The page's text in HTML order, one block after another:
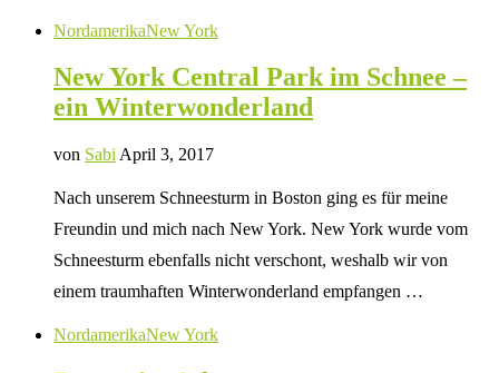
NordamerikaNew York
New York Central Park im Schnee –
ein Winterwonderland
von Sabi April 3, 2017
Nach unserem Schneesturm in Boston ging es für meine
Freundin und mich nach New York. New York wurde vom
Schneesturm ebenfalls nicht verschont, weshalb wir von
einem traumhaften Winterwonderland empfangen …
NordamerikaNew York